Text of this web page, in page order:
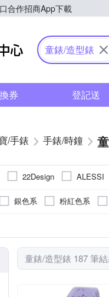
合作招商App下載
Yahoo購物中心
童錶/造型錶
券 登記送
/手錶 手錶/時鐘
22Design ALESSI
Q&Q
SKMEI 時刻美
銀色系 粉紅色系
童錶/造型錶 187 筆